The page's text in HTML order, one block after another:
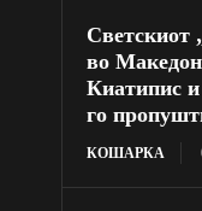
Светскиот
во
Киатипис и
го
КОШАРКА